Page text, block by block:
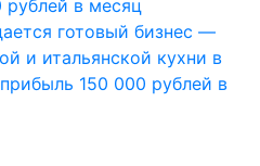
готовый бизнес —
и итальянской кухни в
150 000 рублей в